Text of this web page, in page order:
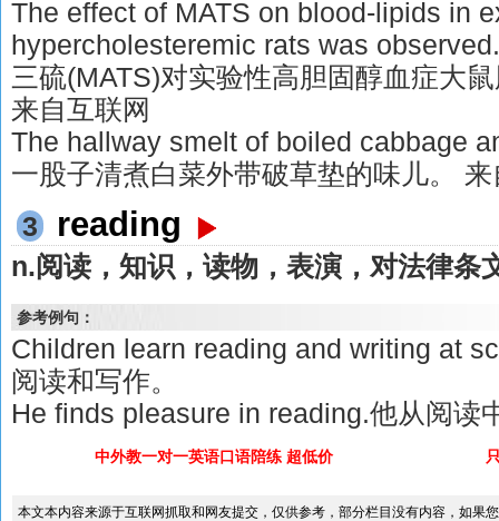
The effect of MATS on blood-lipids in
hypercholesteremic rats was
三硫(MATS)对实验性高胆固醇血症大
来自互联网
The hallway smelt of boiled cabbage
一股子清煮白菜外带破草垫的味儿。
3
reading
n.阅读，知识，读物，表演，对法律条
参考例句：
Children learn reading and writing at
阅读和写作。
He finds pleasure in reading.他从阅读
中外教一对一英语口语陪练 超低价
本文本内容来源于互联网抓取和网友提交，仅供参考，部分栏目没有内容，如果